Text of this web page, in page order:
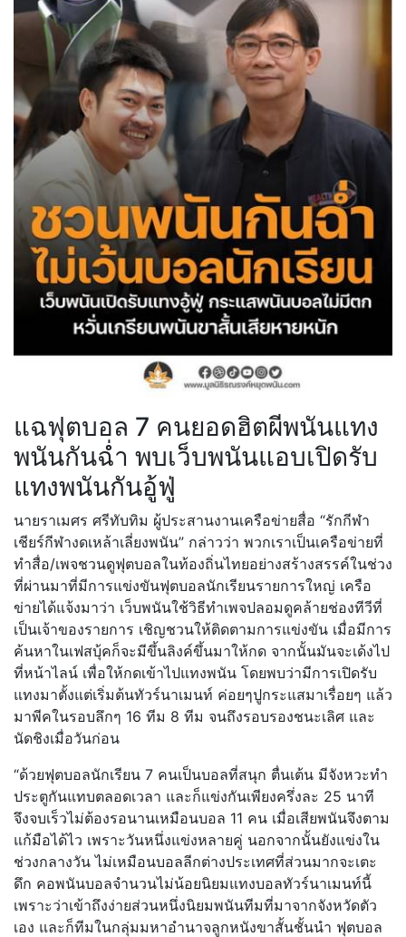
แฉฟุตบอล 7 คนยอดฮิตผีพนันแทง
พนันกันฉ่ำ พบเว็บพนันแอบเปิดรับ
แทงพนันกันอู้ฟู่
นายราเมศร ศรีทับทิม ผู้ประสานงานเครือข่ายสื่อ “รักกีฬา
เชียร์กีฬางดเหล้าเลี่ยงพนัน” กล่าวว่า พวกเราเป็นเครือข่ายที่
ทำสื่อ/เพจชวนดูฟุตบอลในท้องถิ่นไทยอย่างสร้างสรรค์ในช่วง
ที่ผ่านมาที่มีการแข่งขันฟุตบอลนักเรียนรายการใหญ่ เครือ
ข่ายได้แจ้งมาว่า เว็บพนันใช้วิธีทำเพจปลอมดูคล้ายช่องทีวีที่
เป็นเจ้าของรายการ เชิญชวนให้ติดตามการแข่งขัน เมื่อมีการ
ค้นหาในเฟสบุ้คก็จะมีขึ้นลิงค์ขึ้นมาให้กด จากนั้นมันจะเด้งไป
ที่หน้าไลน์ เพื่อให้กดเข้าไปแทงพนัน โดยพบว่ามีการเปิดรับ
แทงมาตั้งแต่เริ่มต้นทัวร์นาเมนท์ ค่อยๆปูกระแสมาเรื่อยๆ แล้ว
มาพีคในรอบลึกๆ 16 ทีม 8 ทีม จนถึงรอบรองชนะเลิศ และ
นัดชิงเมื่อวันก่อน
“ด้วยฟุตบอลนักเรียน 7 คนเป็นบอลที่สนุก ตื่นเต้น มีจังหวะทำ
ประตูกันแทบตลอดเวลา และก็แข่งกันเพียงครึ่งละ 25 นาที
จึงจบเร็วไม่ต้องรอนานเหมือนบอล 11 คน เมื่อเสียพนันจึงตาม
แก้มือได้ไว เพราะวันหนึ่งแข่งหลายคู่ นอกจากนั้นยังแข่งใน
ช่วงกลางวัน ไม่เหมือนบอลลีกต่างประเทศที่ส่วนมากจะเตะ
ดึก คอพนันบอลจำนวนไม่น้อยนิยมแทงบอลทัวร์นาเมนท์นี้
เพราะว่าเข้าถึงง่ายส่วนหนึ่งนิยมพนันทีมที่มาจากจังหวัดตัว
เอง และก็ทีมในกลุ่มมหาอำนาจลูกหนังขาสั้นชั้นนำ ฟุตบอล